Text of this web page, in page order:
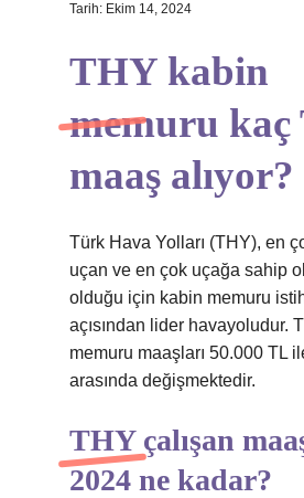
Tarih: Ekim 14, 2024
THY kabin
memuru kaç
maaş alıyor?
Türk Hava Yolları (THY), en
uçan ve en çok uçağa sahip
olduğu için kabin memuru
açısından lider havayoludur.
memuru maaşları 50.000 TL
arasında değişmektedir.
THY çalışan
2024 ne kadar?